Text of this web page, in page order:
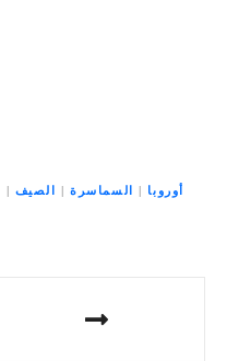
أوروبا | السماسرة| الصيف |